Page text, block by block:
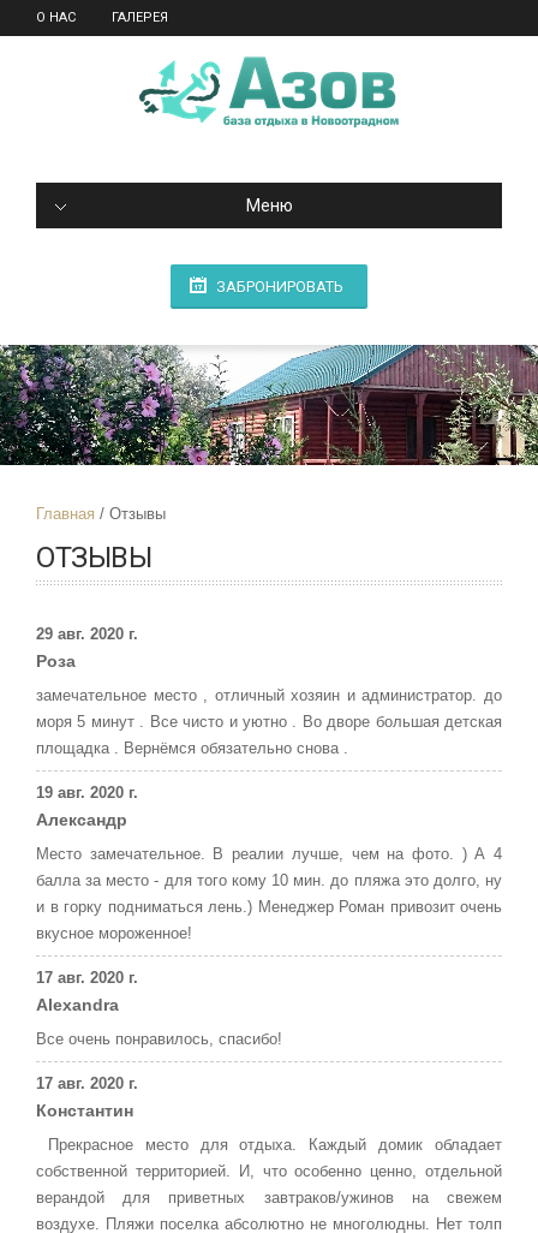
О НАС ГАЛЕРЕЯ
Меню
ЗАБРОНИРОВАТЬ
Главная Отзывы
ОТЗЫВЫ
29 авг. 2020 г.
Роза
замечательное место , отличный хозяин и администратор. до
моря 5 минут . Все чисто и уютно . Во дворе большая детская
площадка . Вернёмся обязательно снова .
19 авг. 2020 г.
Александр
Место замечательное. В реалии лучше, чем на фото. ) А 4
балла за место - для того кому 10 мин. до пляжа это долго, ну
и в горку подниматься лень.) Менеджер Роман привозит очень
вкусное мороженное!
17 авг. 2020 г.
Alexandra
Все очень понравилось, спасибо!
17 авг. 2020 г.
Константин
Прекрасное место для отдыха. Каждый домик обладает
собственной территорией. И, что особенно ценно, отдельной
верандой для приветных завтраков/ужинов на свежем
воздухе. Пляжи поселка абсолютно не многолюдны. Нет толп